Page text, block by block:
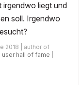
irgendwo liegt und
soll. Irgendwo
2018 | author of
hall of fame